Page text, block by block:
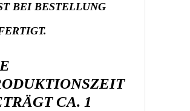
BEI BESTELLUNG
CA. 1